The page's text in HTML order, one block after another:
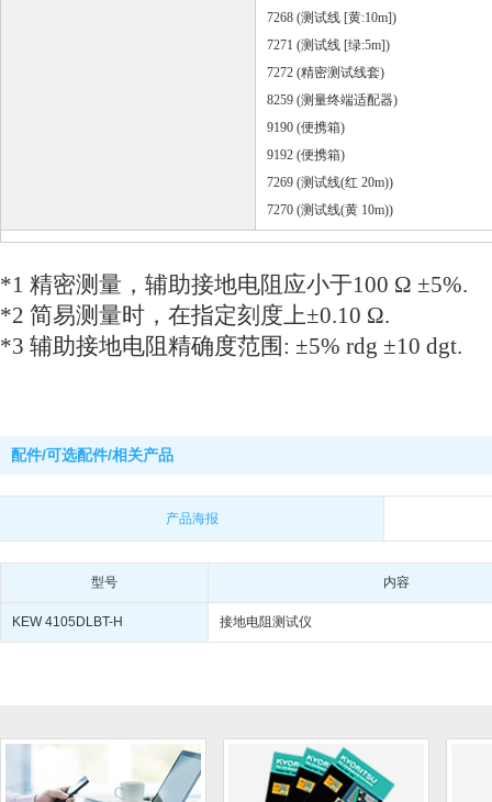
7268 (测试线 [黄:10m])
7271 (测试线 [绿:5m])
7272 (精密测试线套)
8259 (测量终端适配器)
9190 (便携箱)
9192 (便携箱)
7269 (测试线(红 20m))
7270 (测试线(黄 10m))
*1 精密测量，辅助接地电阻应小于100 Ω ±5%.
*2 简易测量时，在指定刻度上±0.10 Ω.
*3 辅助接地电阻精确度范围: ±5% rdg ±10 dgt.
配件/可选配件/相关产品
产品海报
型号 内容
KEW 4105DLBT-H 接地电阻测试仪